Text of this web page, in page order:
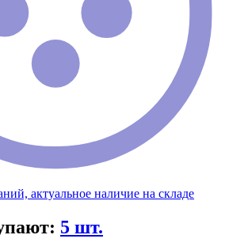
актуальное наличие на складе
5 шт.